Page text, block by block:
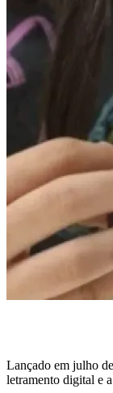
Lançado em julho
letramento digital e